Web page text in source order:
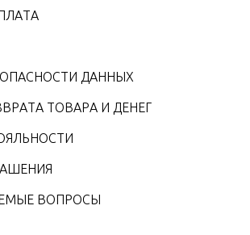
ДАННЫХ
ТОВАРА И ДЕНЕГ
ВОПРОСЫ